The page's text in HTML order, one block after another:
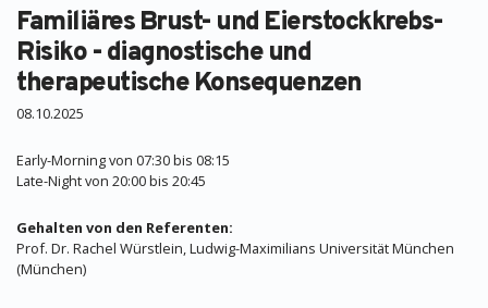
Familiäres Brust- und Eierstockkrebs-
Risiko - diagnostische und
therapeutische Konsequenzen
08.10.2025
Early-Morning von 07:30 bis 08:15
Late-Night von 20:00 bis 20:45
Gehalten von den Referenten:
Prof. Dr. Rachel Würstlein, Ludwig-Maximilians Universität München
(München)